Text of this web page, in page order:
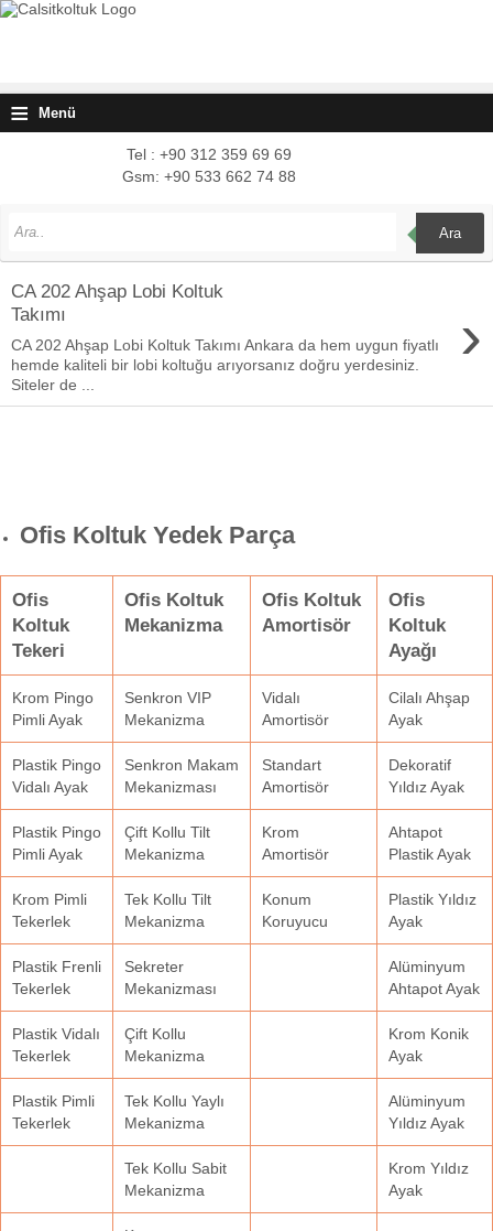
≡ Menü
Tel : +90 312 359 69 69
Gsm: +90 533 662 74 88
Ara
CA 202 Ahşap Lobi Koltuk
Takımı
›
CA 202 Ahşap Lobi Koltuk Takımı Ankara da hem uygun fiyatlı
hemde kaliteli bir lobi koltuğu arıyorsanız doğru yerdesiniz.
Siteler de ...
Ofis Koltuk Yedek Parça
Ofis
Koltuk
Tekeri
Ofis Koltuk
Mekanizma
Ofis Koltuk
Amortisör
Ofis
Koltuk
Ayağı
Krom Pingo
Pimli Ayak
Senkron VIP
Mekanizma
Vidalı
Amortisör
Cilalı Ahşap
Ayak
Plastik Pingo
Vidalı Ayak
Senkron Makam
Mekanizması
Standart
Amortisör
Dekoratif
Yıldız Ayak
Plastik Pingo
Pimli Ayak
Çift Kollu Tilt
Mekanizma
Krom
Amortisör
Ahtapot
Plastik Ayak
Krom Pimli
Tekerlek
Tek Kollu Tilt
Mekanizma
Konum
Koruyucu
Plastik Yıldız
Ayak
Plastik Frenli
Tekerlek
Sekreter
Mekanizması
Alüminyum
Ahtapot Ayak
Plastik Vidalı
Tekerlek
Çift Kollu
Mekanizma
Krom Konik
Ayak
Plastik Pimli
Tekerlek
Tek Kollu Yaylı
Mekanizma
Alüminyum
Yıldız Ayak
Tek Kollu Sabit
Mekanizma
Krom Yıldız
Ayak